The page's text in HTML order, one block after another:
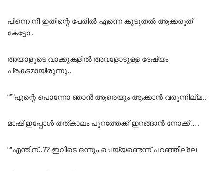
പിന്നെ നീ ഇതിന്റെ പേരിൽ എന്നെ കൂടുതൽ ആക്കരുത്
കേട്ടോ..
അയാളുടെ വാക്കുകളിൽ അവളോടുള്ള ദേഷ്യം
പ്രകടമായിരുന്നു..
“””എന്റെ പൊന്നോ ഞാൻ ആരെയും ആക്കാൻ വരുന്നില്ല..
മാഷ് ഇപ്പോൾ തത്കാലം പുറത്തേക്ക് ഇറങ്ങാൻ നോക്ക്….
“”എന്തിന്..?? ഇവിടെ ഒന്നും ചെയ്യണ്ടെന്ന് പറഞ്ഞില്ലേ